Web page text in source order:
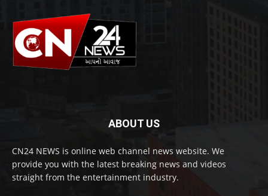
ABOUT US
CN24 NEWS is online web channel news website. We
provide you with the latest breaking news and videos
straight from the entertainment industry.